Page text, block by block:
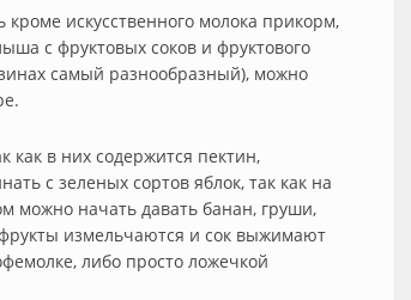
искусственного молока прикорм,
с фруктовых соков и фруктового
самый разнообразный), можно
как в них содержится пектин,
с зеленых сортов яблок, так как на
можно начать давать банан, груши,
измельчаются и сок выжимают
либо просто ложечкой